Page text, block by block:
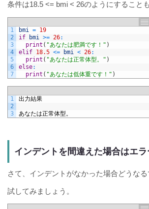
条件は18.5 <= bmi < 26のようにすること
1
2
3
4
5
6
7
bmi =
19
if
bmi >= 26:
print ( "あなたは肥満です！" )
elif
18.5 <= bmi < 26:
print ( "あなたは正常体型。" )
else:
print ( "あなたは低体重です！" )
1
2
3
出力結果
あなたは正常体型。
インデントを間違えた場合はエ
さて、インデントがなかった場合どうなる
試してみましょう。